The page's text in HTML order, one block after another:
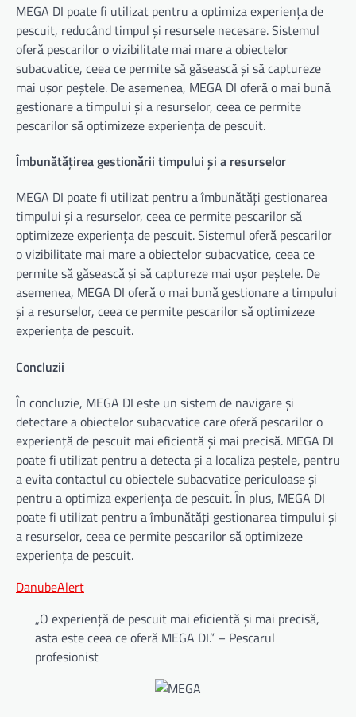
MEGA DI poate fi utilizat pentru a optimiza experiența de
pescuit, reducând timpul și resursele necesare. Sistemul
oferă pescarilor o vizibilitate mai mare a obiectelor
subacvatice, ceea ce permite să găsească și să captureze
mai ușor peștele. De asemenea, MEGA DI oferă o mai bună
gestionare a timpului și a resurselor, ceea ce permite
pescarilor să optimizeze experiența de pescuit.
Îmbunătățirea gestionării timpului și a resurselor
MEGA DI poate fi utilizat pentru a îmbunătăți gestionarea
timpului și a resurselor, ceea ce permite pescarilor să
optimizeze experiența de pescuit. Sistemul oferă pescarilor
o vizibilitate mai mare a obiectelor subacvatice, ceea ce
permite să găsească și să captureze mai ușor peștele. De
asemenea, MEGA DI oferă o mai bună gestionare a timpului
și a resurselor, ceea ce permite pescarilor să optimizeze
experiența de pescuit.
Concluzii
În concluzie, MEGA DI este un sistem de navigare și
detectare a obiectelor subacvatice care oferă pescarilor o
experiență de pescuit mai eficientă și mai precisă. MEGA DI
poate fi utilizat pentru a detecta și a localiza peștele, pentru
a evita contactul cu obiectele subacvatice periculoase și
pentru a optimiza experiența de pescuit. În plus, MEGA DI
poate fi utilizat pentru a îmbunătăți gestionarea timpului și
a resurselor, ceea ce permite pescarilor să optimizeze
experiența de pescuit.
DanubeAlert
„O experiență de pescuit mai eficientă și mai precisă,
asta este ceea ce oferă MEGA DI.” – Pescarul
profesionist